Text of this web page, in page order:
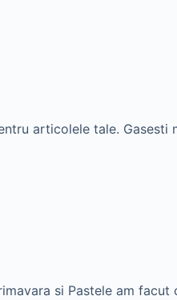
articolele tale.
si Pastele am